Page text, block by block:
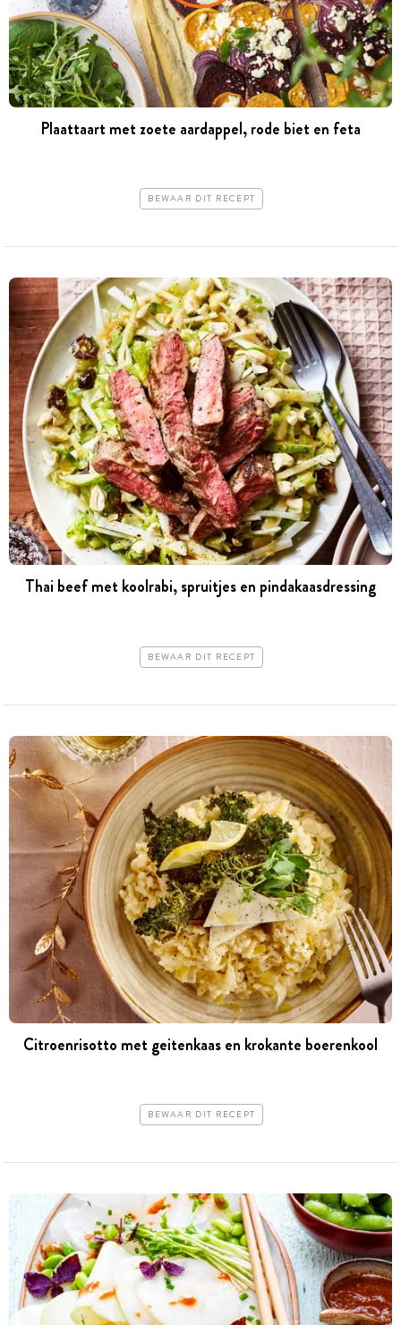
Plaattaart met zoete aardappel, rode biet en feta
BEWAAR DIT RECEPT
Thai beef met koolrabi, spruitjes en pindakaas­dressing
BEWAAR DIT RECEPT
Citroenrisotto met geitenkaas en krokante boerenkool
BEWAAR DIT RECEPT